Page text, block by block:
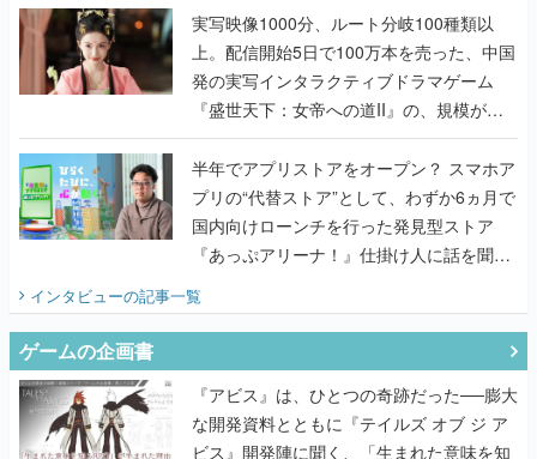
『盛世天下：女帝への道II』の、規模が違
うこだわりをプロデューサーに聞いた
半年でアプリストアをオープン？ スマホア
プリの“代替ストア”として、わずか6ヵ月で
国内向けローンチを行った発見型ストア
『あっぷアリーナ！』仕掛け人に話を聞い
てみた
インタビューの記事一覧
『アビス』は、ひとつの奇跡だった──膨大
な開発資料とともに『テイルズ オブ ジ ア
るRPG」が生まれた理由【ゲームの企画
書】
なにが、人を「ロマンシング」させるの